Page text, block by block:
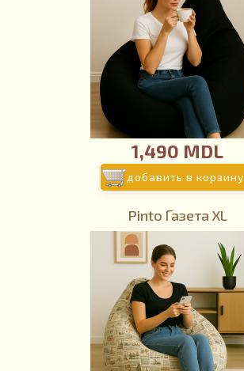
1,490 MDL
добавить в корзину
Pinto Газета XL